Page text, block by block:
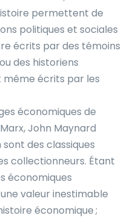
permettent de
politiques et sociales
écrits par des témoins
des historiens
même écrits par les
économiques de
John Maynard
des classiques
collectionneurs. Étant
économiques
valeur inestimable
économique ;